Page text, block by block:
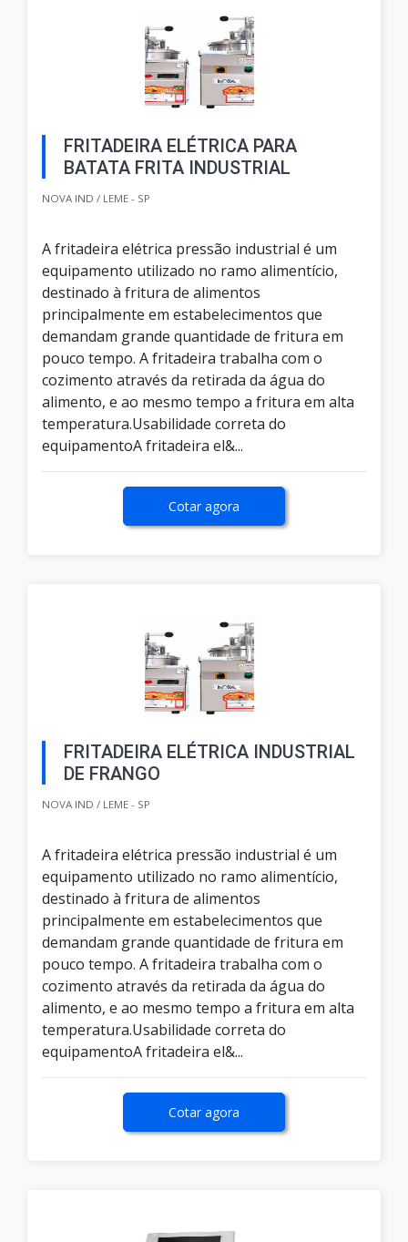
FRITADEIRA ELÉTRICA PARA
BATATA FRITA INDUSTRIAL
NOVA IND / LEME - SP
A fritadeira elétrica pressão industrial é um
equipamento utilizado no ramo alimentício,
destinado à fritura de alimentos
principalmente em estabelecimentos que
demandam grande quantidade de fritura em
pouco tempo. A fritadeira trabalha com o
cozimento através da retirada da água do
alimento, e ao mesmo tempo a fritura em alta
temperatura.Usabilidade correta do
equipamentoA fritadeira el&...
Cotar agora
FRITADEIRA ELÉTRICA INDUSTRIAL
DE FRANGO
NOVA IND / LEME - SP
A fritadeira elétrica pressão industrial é um
equipamento utilizado no ramo alimentício,
destinado à fritura de alimentos
principalmente em estabelecimentos que
demandam grande quantidade de fritura em
pouco tempo. A fritadeira trabalha com o
cozimento através da retirada da água do
alimento, e ao mesmo tempo a fritura em alta
temperatura.Usabilidade correta do
equipamentoA fritadeira el&...
Cotar agora